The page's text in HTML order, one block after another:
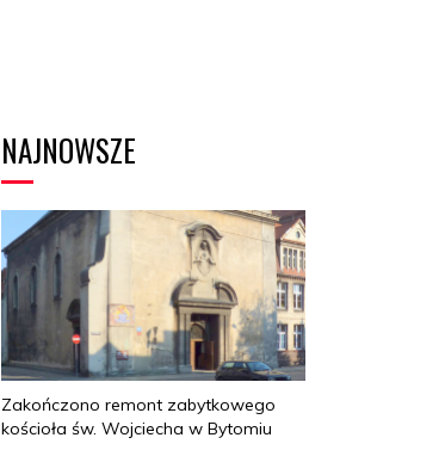
NAJNOWSZE
Zakończono remont zabytkowego
kościoła św. Wojciecha w Bytomiu